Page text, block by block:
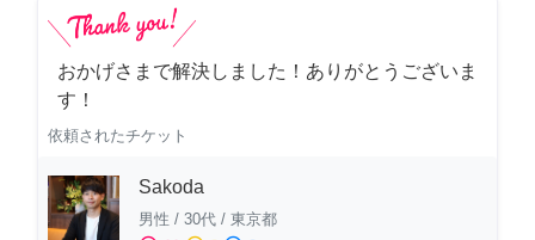
おかげさまで解決しました！ありがとうございま
す！
依頼されたチケット
Sakoda
男性 / 30代 / 東京都